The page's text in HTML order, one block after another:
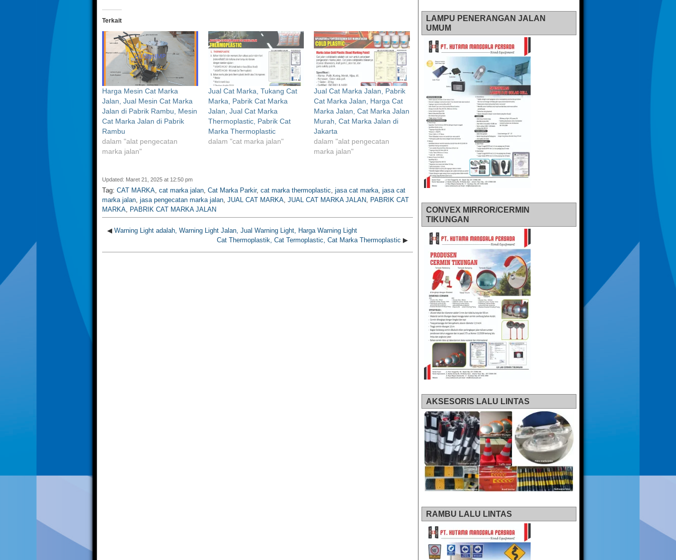
Terkait
Harga Mesin Cat Marka
Jalan, Jual Mesin Cat Marka
Jalan di Pabrik Rambu, Mesin
Cat Marka Jalan di Pabrik
Rambu
dalam "alat pengecatan
marka jalan"
Jual Cat Marka, Tukang Cat
Marka, Pabrik Cat Marka
Jalan, Jual Cat Marka
Thermoplastic, Pabrik Cat
Marka Thermoplastic
dalam "cat marka jalan"
Jual Cat Marka Jalan, Pabrik
Cat Marka Jalan, Harga Cat
Marka Jalan, Cat Marka Jalan
Murah, Cat Marka Jalan di
Jakarta
dalam "alat pengecatan
marka jalan"
Updated: Maret 21, 2025 at 12:50 pm
Tag: CAT MARKA cat marka jalan Cat Marka Parkir, cat marka thermoplastic jasa cat marka jasa cat
marka jalan jasa pengecatan marka jalan JUAL CAT MARKA JUAL CAT MARKA JALAN
PABRIK CAT
MARKA
PABRIK CAT MARKA JALAN
◀ Warning Light adalah, Warning Light Jalan, Jual Warning Light, Harga Warning Light
Cat Thermoplastik, Cat Termoplastic, Cat Marka Thermoplastic ▶
LAMPU PENERANGAN JALAN
UMUM
CONVEX MIRROR/CERMIN
TIKUNGAN
AKSESORIS LALU LINTAS
RAMBU LALU LINTAS